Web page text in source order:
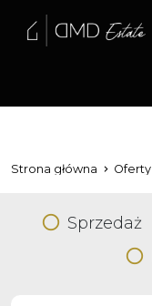
Strona główna Oferty
Sprzedaż